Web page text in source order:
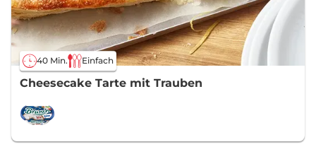
40 Min. Einfach
Cheesecake Tarte mit Trauben